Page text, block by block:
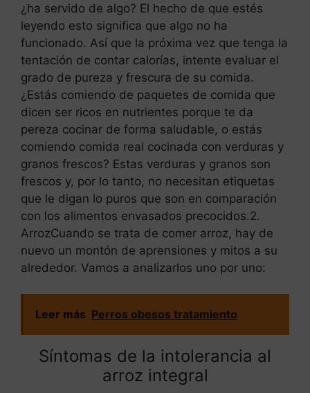
¿ha servido de algo? El hecho de que estés
leyendo esto significa que algo no ha
funcionado. Así que la próxima vez que tenga la
tentación de contar calorías, intente evaluar el
grado de pureza y frescura de su comida.
¿Estás comiendo de paquetes de comida que
dicen ser ricos en nutrientes porque te da
pereza cocinar de forma saludable, o estás
comiendo comida real cocinada con verduras y
granos frescos? Estas verduras y granos son
frescos y, por lo tanto, no necesitan etiquetas
que le digan lo puros que son en comparación
con los alimentos envasados precocidos.2.
ArrozCuando se trata de comer arroz, hay de
nuevo un montón de aprensiones y mitos a su
alrededor. Vamos a analizarlos uno por uno:
Leer más Perros obesos tratamiento
Síntomas de la intolerancia al
arroz integral